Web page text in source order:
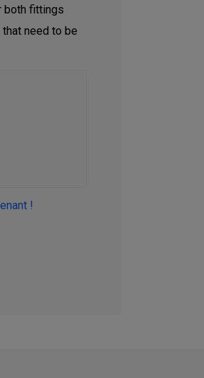
both fittings
need to be
!